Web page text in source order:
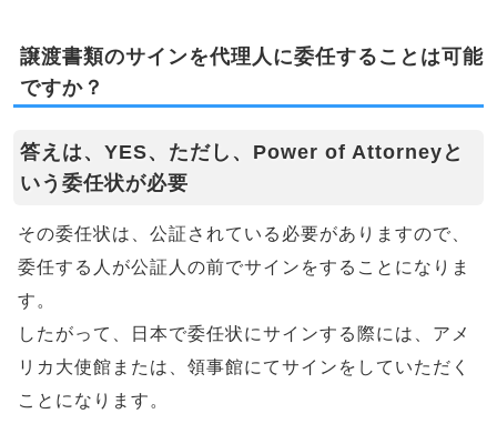
譲渡書類のサインを代理人に委任することは可能
ですか？
答えは、YES、ただし、Power of Attorneyと
いう委任状が必要
その委任状は、公証されている必要がありますので、
委任する人が公証人の前でサインをすることになりま
す。
したがって、日本で委任状にサインする際には、アメ
リカ大使館または、領事館にてサインをしていただく
ことになります。